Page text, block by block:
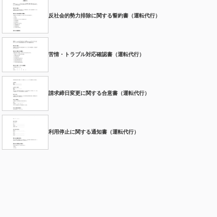
反社会的勢力排除に関する誓約書（運転代行）
苦情・トラブル対応確認書（運転代行）
請求締日変更に関する合意書（運転代行）
利用停止に関する通知書（運転代行）